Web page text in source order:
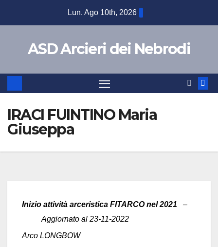
Lun. Ago 10th, 2026
ASD Arcieri dei Nebrodi
IRACI FUINTINO Maria
Giuseppa
Inizio attività arceristica FITARCO nel 2021 –
Aggiornato al 23-11-2022
Arco LONGBOW